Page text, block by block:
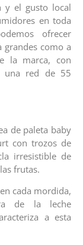
y el gusto local
en toda
ofrecer
grandes como a
la marca, con
una red de 55
de paleta baby
con trozos de
irresistible de
frutas.
cada mordida,
de la leche
a esta